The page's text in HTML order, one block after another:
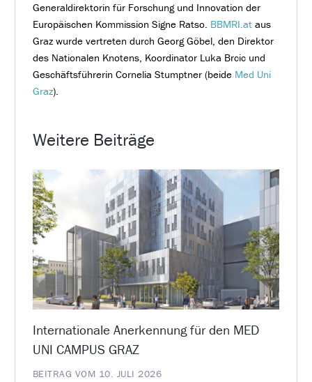
Generaldirektorin für Forschung und Innovation der
Europäischen Kommission Signe Ratso. BBMRI.ataus
Graz wurde vertreten durch Georg Göbel, den Direktor
des Nationalen Knotens, Koordinator Luka Brcic und
Geschäftsführerin Cornelia Stumptner (beide Med Uni
Graz).
Weitere Beiträge
Internationale Anerkennung für den MED
UNI CAMPUS GRAZ
BEITRAG VOM 10. JULI 2026